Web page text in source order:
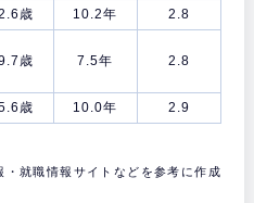
歳 10.2年
2.8
歳 7.5年 2.8
歳 10.0年 2.9
就職情報サイトなどを参考に作成